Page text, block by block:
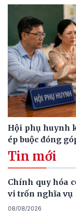
Hội phụ huynh
ép buộc đóng
Tin mới
Chính quy hóa
vi trốn nghĩa vụ
08/08/2026